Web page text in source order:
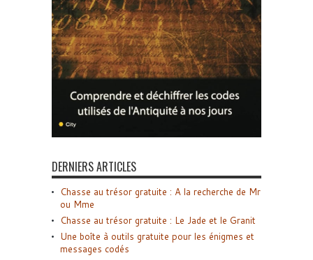
DERNIERS ARTICLES
Chasse au trésor gratuite : A la recherche de Mr
ou Mme
Chasse au trésor gratuite : Le Jade et le Granit
Une boîte à outils gratuite pour les énigmes et
messages codés